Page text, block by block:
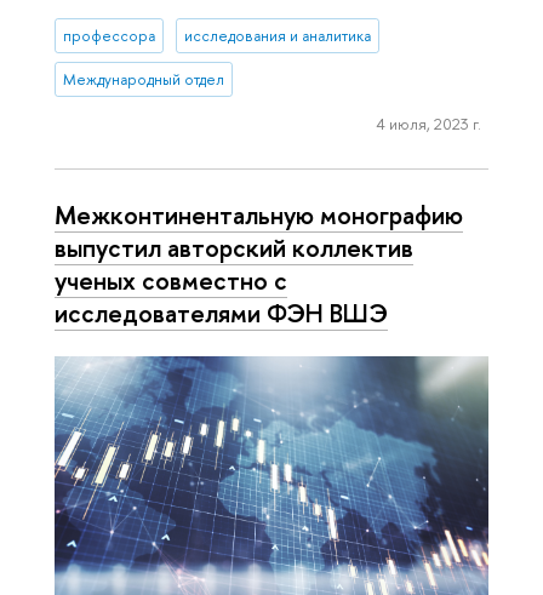
профессора исследования и аналитика
Международный отдел
4 июля, 2023 г.
Межконтинентальную монографию
выпустил авторский коллектив
ученых совместно с
исследователями ФЭН ВШЭ